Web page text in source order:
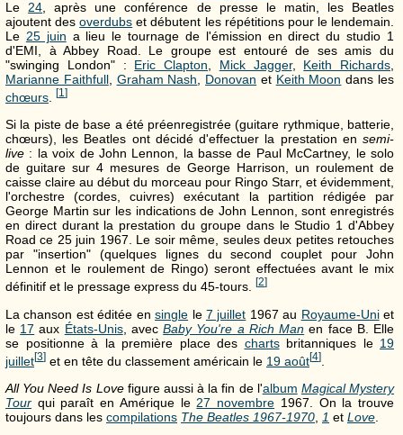
Le 24 , après une conférence de presse le matin, les Beatles
ajoutent desoverdubs et débutent les répétitions pour le lendemain.
Le 25 juin a lieu le tournage de l'émission en direct du studio 1
d'EMI, à Abbey Road. Le groupe est entouré de ses amis du
"swinging London" : Eric Clapton Mick Jagger, Keith Richards
Marianne Faithfull, Graham Nash Donovan et Keith Moon dans les
chœurs
[1]
Si la piste de base a été préenregistrée (guitare rythmique, batterie,
chœurs), les Beatles ont décidé d'effectuer la prestation en semi-
live : la voix de John Lennon, la basse de Paul McCartney, le solo
de guitare sur 4 mesures de George Harrison, un roulement de
caisse claire au début du morceau pour Ringo Starr, et évidemment,
l'orchestre (cordes, cuivres) exécutant la partition rédigée par
George Martin sur les indications de John Lennon, sont enregistrés
en direct durant la prestation du groupe dans le Studio 1 d'Abbey
Road ce 25 juin 1967. Le soir même, seules deux petites retouches
par "insertion" (quelques lignes du second couplet pour John
Lennon et le roulement de Ringo) seront effectuées avant le mix
définitif et le pressage express du 45-tours.
[2]
La chanson est éditée ensingle le 7 juillet 1967 au Royaume-Uniet
le 17 aux États-Unis, avecBaby You're a Rich Man en face B. Elle
se positionne à la première place des chartsbritanniques le 19
juillet[3] et en tête du classement américain le 19 août[4]
All You Need Is Lovefigure aussi à la fin de l'album Magical Mystery
Tour qui paraît en Amérique le 27 novembre 1967. On la trouve
toujours dans les compilations The Beatles 1967-1970 1 et Love